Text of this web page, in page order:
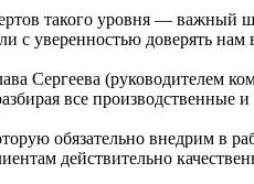
такого уровня — важный
уверенностью доверять нам
Сергеева (руководителем
все
обязательно внедрим в
действительно